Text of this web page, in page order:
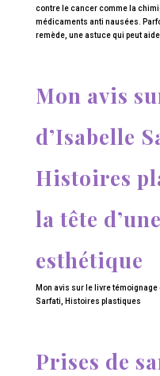
contre le cancer comme la
médicaments anti nausées.
remède, une astuce qui peut
Mon avis
d’Isabelle
Histoires
la tête
esthétique
Mon avis sur le livre
Sarfati, Histoires plastiques
Prises de